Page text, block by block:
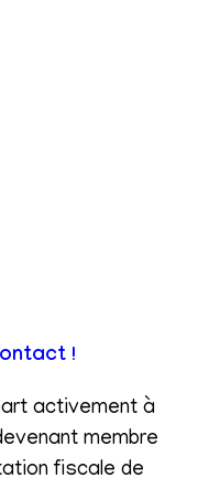
!
activement à
membre
fiscale de